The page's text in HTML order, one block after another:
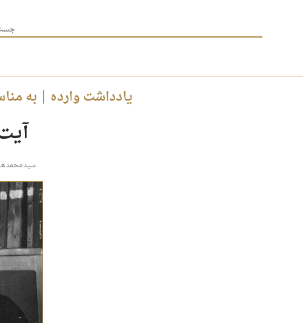
یادداشت وارده | به مناسبت ۱۷ مرداد، سالروز درگذشت آیت‌الله